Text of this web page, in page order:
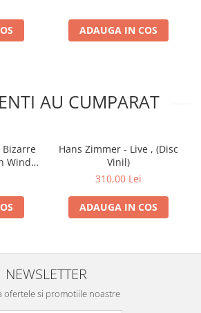
ADAUGA IN COS
AU CUMPARAT
Bizarre
Wind
Vinil)
Hans Zimmer - Live , (Disc
Vinil)
310,00 Lei
ADAUGA IN COS
NEWSLETTER
ofertele si promotiile noastre